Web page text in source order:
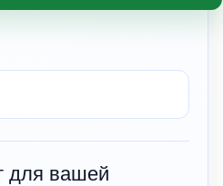
для вашей